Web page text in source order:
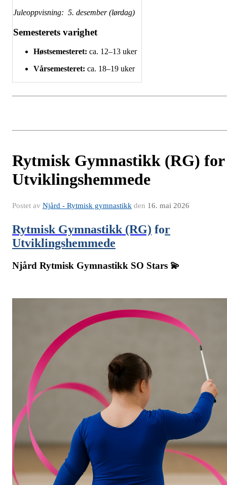
Juleoppvisning: 5. desember (lørdag)
Semesterets varighet
Høstsemesteret: ca. 12–13 uker
Vårsemesteret: ca. 18–19 uker
Rytmisk Gymnastikk (RG) for
Utviklingshemmede
Postet av Njård - Rytmisk gymnastikk den 16. mai 2026
Rytmisk Gymnastikk (RG) for
Utviklingshemmede
Njård Rytmisk Gymnastikk SO Stars 💫